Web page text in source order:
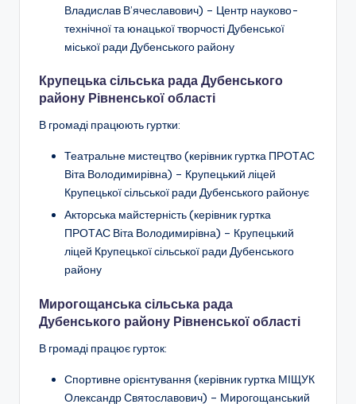
Владислав В’ячеславович) – Центр науково-
технічної та юнацької творчості Дубенської
міської ради Дубенського району
Крупецька сільська рада Дубенського
району Рівненської області
В громаді працюють гуртки:
Театральне мистецтво(керівник гуртка ПРОТАС
Віта Володимирівна) – Крупецький ліцей
Крупецької сільської ради Дубенського районує
Акторська майстерність(керівник гуртка
ПРОТАС Віта Володимирівна) – Крупецький
ліцей Крупецької сільської ради Дубенського
району
Мирогощанська сільська рада
Дубенського району Рівненської області
В громаді працює гурток:
Спортивне орієнтування (керівник гуртка МІЩУК
Олександр Святославович) – Мирогощанський